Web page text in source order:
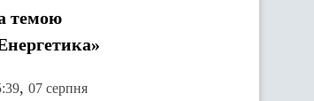
темою
, 07 серпня